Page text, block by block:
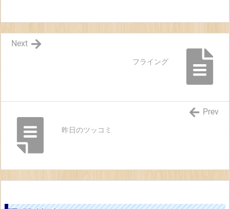
フライング
Next
昨日のツッコミ
Prev